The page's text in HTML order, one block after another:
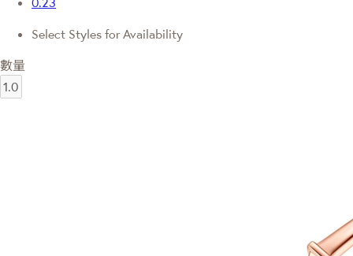
Select Styles for Availability
數量